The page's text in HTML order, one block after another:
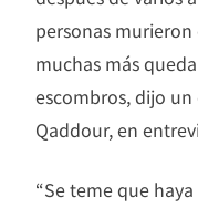
personas
muchas más
escombros, dijo
Qaddour, en
“Se teme que